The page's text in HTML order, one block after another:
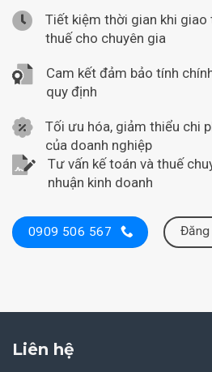
Tiết kiệm thời gian khi giao
thuế cho chuyên gia
Cam kết đảm bảo tính
quy định
Tối ưu hóa, giảm thiểu chi
của doanh nghiệp
Tư vấn kế toán và thuế
nhuận kinh doanh
0909 506 567 Đăng
Liên hệ